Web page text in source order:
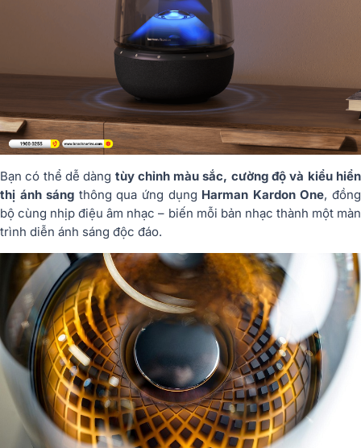
Bạn có thể dễ dàng tùy chỉnh màu sắc, cường độ và kiểu hiển
thị ánh sáng thông qua ứng dụng Harman Kardon One, đồng
bộ cùng nhịp điệu âm nhạc – biến mỗi bản nhạc thành một màn
trình diễn ánh sáng độc đáo.